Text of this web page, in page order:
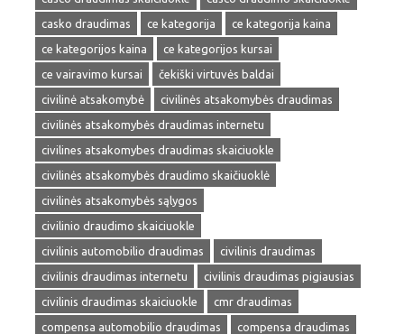
casko draudimas
ce kategorija
ce kategorija kaina
ce kategorijos kaina
ce kategorijos kursai
ce vairavimo kursai
čekiški virtuvės baldai
civilinė atsakomybė
civilinės atsakomybės draudimas
civilinės atsakomybės draudimas internetu
civilines atsakomybes draudimas skaiciuokle
civilinės atsakomybės draudimo skaičiuoklė
civilinės atsakomybės sąlygos
civilinio draudimo skaiciuokle
civilinis automobilio draudimas
civilinis draudimas
civilinis draudimas internetu
civilinis draudimas pigiausias
civilinis draudimas skaiciuokle
cmr draudimas
compensa automobilio draudimas
compensa draudimas